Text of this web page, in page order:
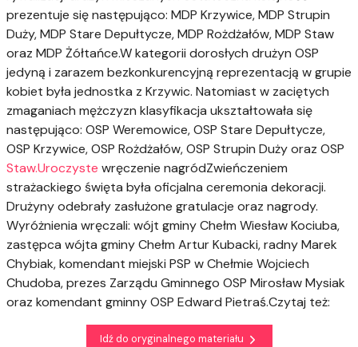
prezentuje się następująco: MDP Krzywice, MDP Strupin
Duży, MDP Stare Depułtycze, MDP Rożdżałów, MDP Staw
oraz MDP Żółtańce.W kategorii dorosłych drużyn OSP
jedyną i zarazem bezkonkurencyjną reprezentacją w grupie
kobiet była jednostka z Krzywic. Natomiast w zaciętych
zmaganiach mężczyzn klasyfikacja ukształtowała się
następująco: OSP Weremowice, OSP Stare Depułtycze,
OSP Krzywice, OSP Rożdżałów, OSP Strupin Duży oraz OSP
Staw.Uroczyste wręczenie nagródZwieńczeniem
strażackiego święta była oficjalna ceremonia dekoracji.
Drużyny odebrały zasłużone gratulacje oraz nagrody.
Wyróżnienia wręczali: wójt gminy Chełm Wiesław Kociuba,
zastępca wójta gminy Chełm Artur Kubacki, radny Marek
Chybiak, komendant miejski PSP w Chełmie Wojciech
Chudoba, prezes Zarządu Gminnego OSP Mirosław Mysiak
oraz komendant gminny OSP Edward Pietraś.Czytaj też:
Idź do oryginalnego materiału